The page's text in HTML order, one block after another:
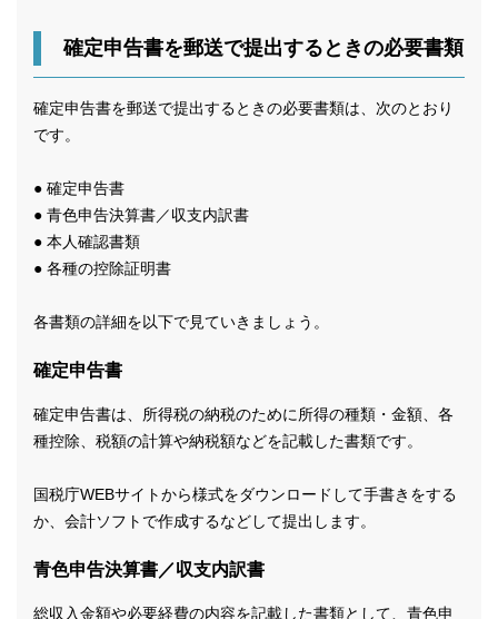
確定申告書を郵送で提出するときの必要書類
確定申告書を郵送で提出するときの必要書類は、次のとおり
です。
● 確定申告書
● 青色申告決算書／収支内訳書
● 本人確認書類
● 各種の控除証明書
各書類の詳細を以下で見ていきましょう。
確定申告書
確定申告書は、所得税の納税のために所得の種類・金額、各
種控除、税額の計算や納税額などを記載した書類です。
国税庁WEBサイトから様式をダウンロードして手書きをする
か、会計ソフトで作成するなどして提出します。
青色申告決算書／収支内訳書
総収入金額や必要経費の内容を記載した書類として、青色申